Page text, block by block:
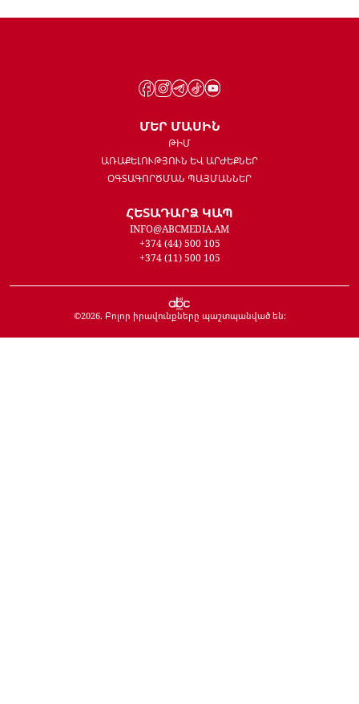
ՄԵՐ ՄԱՍԻՆ
ԹԻՄ
ԱՌԱՔԵԼՈՒԹՅՈՒՆ ԵՎ ԱՐԺԵՔՆԵՐ
ՕԳՏԱԳՈՐԾՄԱՆ ՊԱՅՄԱՆՆԵՐ
ՀԵՏԱԴԱՐՁ ԿԱՊ
INFO@ABCMEDIA.AM
+374 (44) 500 105
+374 (11) 500 105
©2026. Բոլոր իրավունքները պաշտպանված են: